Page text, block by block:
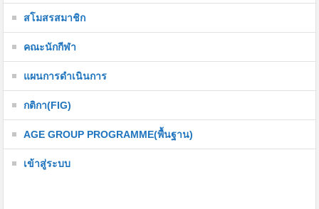
สโมสรสมาชิก
คณะนักกีฬา
แผนการดำเนินการ
กติกา(FIG)
AGE GROUP PROGRAMME(พื้นฐาน)
เข้าสู่ระบบ